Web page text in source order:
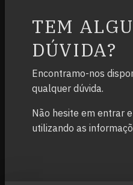
TEM
DÚVIDA?
Encontramo-nos
qualquer dúvida.
Não hesite em entrar
utilizando as